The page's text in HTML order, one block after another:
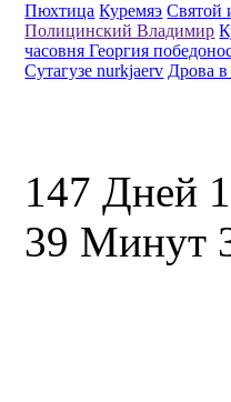
Пюхтица Куремяэ Святой
Полицинский Владимир
часовня Георгия
Сутагузе nurkjaerv Дрова
147 Дней
39 Минут